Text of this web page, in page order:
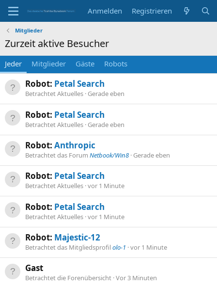
Anmelden Registrieren
Mitglieder
Zurzeit aktive Besucher
Jeder Mitglieder Gäste Robots
Robot: Petal Search
Betrachtet Aktuelles Gerade eben
Robot: Petal Search
Betrachtet Aktuelles Gerade eben
Robot: Anthropic
Betrachtet das Forum Netbook/Win8 Gerade eben
Robot: Petal Search
Betrachtet Aktuelles vor 1 Minute
Robot: Petal Search
Betrachtet Aktuelles vor 1 Minute
Robot: Majestic-12
Betrachtet das Mitgliedsprofilolo-1 vor 1 Minute
Gast
Betrachtet die Forenübersicht Vor 3 Minuten